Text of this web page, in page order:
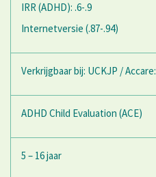
IRR (ADHD): .6-.9
Internetversie (.87-.94)
Verkrijgbaar bij: UCKJP / Accare:
ADHD Child Evaluation (ACE)
5 – 16 jaar